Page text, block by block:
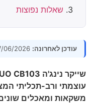
שאלות נפוצות
עודכן לאחרונה:
עוצמתי ורב-תכליתי
משקאות ומאכלים